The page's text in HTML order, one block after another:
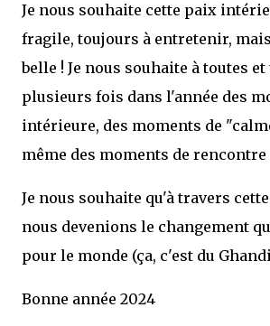
Je nous souhaite cette paix
fragile, toujours à entretenir,
belle ! Je nous souhaite à toutes
plusieurs fois dans l'année des
intérieure, des moments de
même des moments de rencontre
Je nous souhaite qu'à travers
nous devenions le changement
pour le monde (ça, c'est du
Bonne année 2024